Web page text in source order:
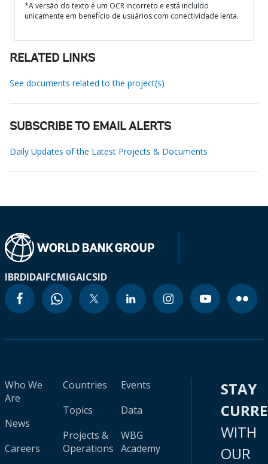
*A versão do texto é um OCR incorreto e está incluído
unicamente em benefício de usuários com conectividade lenta.
RELATED LINKS
See documents related to the project(s)
SUBSCRIBE TO EMAIL ALERTS
Daily Updates of the Latest Projects & Documents
IBRDIDAIFCMIGAICSID
Who We
Are
News
Careers
Countries
Topics
Projects &
Operations
Events
Data
WBG
Academy
STAY
WITH
OUR